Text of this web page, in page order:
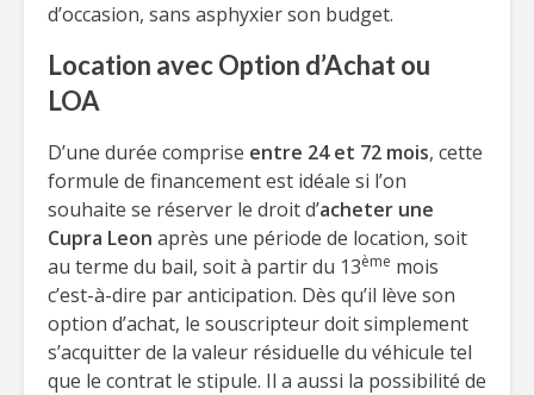
d’occasion, sans asphyxier son budget.
Location avec Option d’Achat ou
LOA
D’une durée comprise entre 24 et 72 mois, cette
formule de financement est idéale si l’on
souhaite se réserver le droit d’acheter une
Cupra Leon après une période de location, soit
au terme du bail, soit à partir du 13ème mois
c’est-à-dire par anticipation. Dès qu’il lève son
option d’achat, le souscripteur doit simplement
s’acquitter de la valeur résiduelle du véhicule tel
que le contrat le stipule. Il a aussi la possibilité de